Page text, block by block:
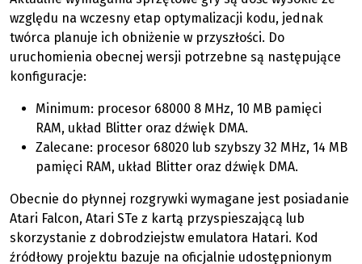
względu na wczesny etap optymalizacji kodu, jednak
twórca planuje ich obniżenie w przyszłości. Do
uruchomienia obecnej wersji potrzebne są następujące
konfiguracje:
Minimum: procesor 68000 8 MHz, 10 MB pamięci
RAM, układ Blitter oraz dźwięk DMA.
Zalecane: procesor 68020 lub szybszy 32 MHz, 14 MB
pamięci RAM, układ Blitter oraz dźwięk DMA.
Obecnie do płynnej rozgrywki wymagane jest posiadanie
Atari Falcon, Atari STe z kartą przyspieszającą lub
skorzystanie z dobrodziejstw emulatora Hatari. Kod
źródłowy projektu bazuje na oficjalnie udostępnionym